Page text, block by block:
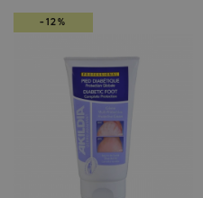
-12%